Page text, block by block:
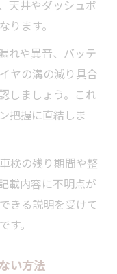
天井やダッシュボ
ります。
れや異音、バッテ
ヤの溝の減り具合
しましょう。これ
把握に直結しま
検の残り期間や整
載内容に不明点が
きる説明を受けて
。
い方法